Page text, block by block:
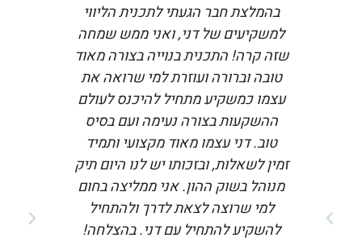
בהמלצת חבר הגעתי לתכנית הליווי
למשקיעים של דני, ואני ממש שמחה
שזה קרה! התכנית בנוייה בצורה מאוד
טובה וברורה ועוזרת למי שרואה את
עצמו כמשקיע מתחיל להיכנס לעולם
ההשקעות בצורה נעימה ועם בסיס
טוב. דני עצמו מאוד מקצועי ותמיד
זמין לשאלות, ובזכותו יש לנו היום תיק
מנוהל בשוק ההון. אני ממליצה בחום
למי שרוצה לצאת לדרך ולהתחיל
להשקיע להתחיל עם דני. בהצלחה!